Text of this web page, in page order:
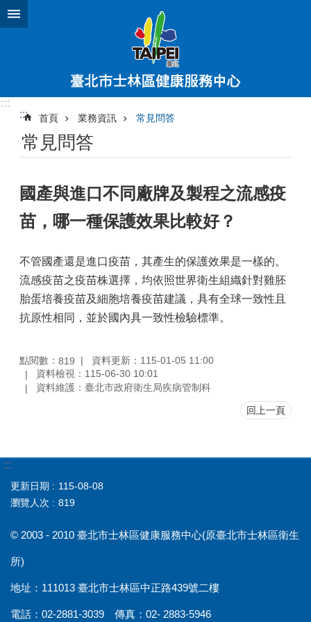
跳到主要內容區塊
:::
:::
首頁 業務資訊 常見問答
常見問答
國產與進口不同廠牌及製程之流感疫
苗，哪一種保護效果比較好？
不管國產還是進口疫苗，其產生的保護效果是一樣的。
流感疫苗之疫苗株選擇，均依照世界衛生組織針對雞胚
胎蛋培養疫苗及細胞培養疫苗建議，具有全球一致性且
抗原性相同，並於國內具一致性檢驗標準。
點閱數： 819
資料更新：115-01-05 11:00
資料檢視：115-06-30 10:01
資料維護：臺北市政府衛生局疾病管制科
回上一頁
:::
更新日期
115-08-08
瀏覽人次
819
© 2003 - 2010 臺北市士林區健康服務中心(原臺北市士林區衛生
所)
地址：111013 臺北市士林區中正路439號二樓
電話：02-2881-3039 傳真：02- 2883-5946